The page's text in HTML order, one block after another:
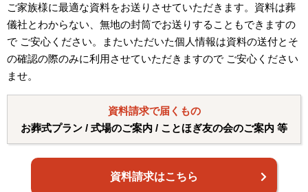
ご家族様に最適な資料をお送りさせていただきます。資料は葬
儀社とわからない、無地の封筒でお送りすることもできますの
で ご安心ください。またいただいた個人情報は資料の送付とそ
の確認の際のみに利用させていただきますので ご安心ください
ませ。
資料請求で届くもの
お葬式プラン / 式場のご案内 / ことほぎ友の会のご案内 等
資料請求はこちら